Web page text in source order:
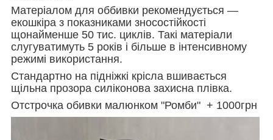
Матеріалом для оббивки рекомендується —
екошкіра з показниками зносостійкості
щонайменше 50 тис. циклів. Такі матеріали
слугуватимуть 5 років і більше в інтенсивному
режимі використання.
Стандартно на підніжкі крісла вшивається
щільна прозора силіконова захисна плівка.
Отстрочка обивки малюнком "Ромби" + 1000грн